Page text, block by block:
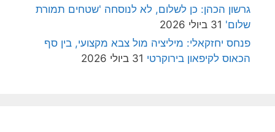
גרשון הכהן: כן לשלום, לא לנוסחה 'שטחים תמורת
שלום' 31 ביולי 2026
פנחס יחזקאלי: מיליציה מול צבא מקצועי, בין סף
הכאוס לקיפאון בירוקרטי 31 ביולי 2026